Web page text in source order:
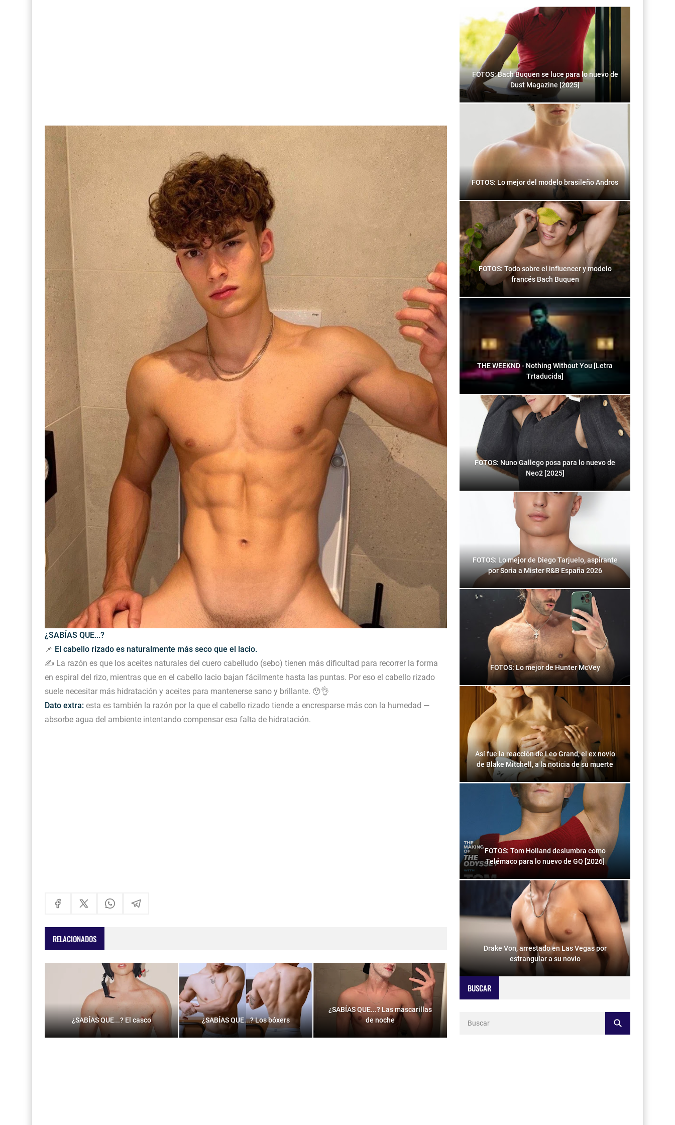
¿SABÍAS QUE...?
📌 El cabello rizado es naturalmente más seco que el lacio.
✍️ La razón es que los aceites naturales del cuero cabelludo (sebo) tienen más dificultad para recorrer la forma
en espiral del rizo, mientras que en el cabello lacio bajan fácilmente hasta las puntas. Por eso el cabello rizado
suele necesitar más hidratación y aceites para mantenerse sano y brillante. 😯👌
Dato extra: esta es también la razón por la que el cabello rizado tiende a encresparse más con la humedad —
absorbe agua del ambiente intentando compensar esa falta de hidratación.
RELACIONADOS
¿SABÍAS QUE...? El casco ¿SABÍAS QUE...? Los bóxers
¿SABÍAS QUE...? Las mascarillas
de noche
FOTOS: Bach Buquen se luce para lo nuevo de
Dust Magazine [2025]
FOTOS: Lo mejor del modelo brasileño Andros
FOTOS: Todo sobre el influencer y modelo
francés Bach Buquen
THE WEEKND - Nothing Without You [Letra
Trtaducida]
FOTOS: Nuno Gallego posa para lo nuevo de
Neo2 [2025]
FOTOS: Lo mejor de Diego Tarjuelo, aspirante
por Soria a Mister R&B España 2026
FOTOS: Lo mejor de Hunter McVey
Así fue la reacción de Leo Grand, el ex novio
de Blake Mitchell, a la noticia de su muerte
FOTOS: Tom Holland deslumbra como
Telémaco para lo nuevo de GQ [2026]
Drake Von, arrestado en Las Vegas por
estrangular a su novio
BUSCAR